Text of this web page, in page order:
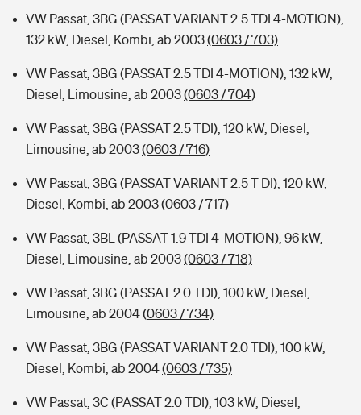
VW Passat, 3BG (PASSAT VARIANT 2.5 TDI 4-MOTION),
132 kW, Diesel, Kombi, ab 2003(0603 / 703)
VW Passat, 3BG (PASSAT 2.5 TDI 4-MOTION), 132 kW,
Diesel, Limousine, ab 2003(0603 / 704)
VW Passat, 3BG (PASSAT 2.5 TDI), 120 kW, Diesel,
Limousine, ab 2003(0603 / 716)
VW Passat, 3BG (PASSAT VARIANT 2.5 T DI), 120 kW,
Diesel, Kombi, ab 2003(0603 / 717)
VW Passat, 3BL (PASSAT 1.9 TDI 4-MOTION), 96 kW,
Diesel, Limousine, ab 2003(0603 / 718)
VW Passat, 3BG (PASSAT 2.0 TDI), 100 kW, Diesel,
Limousine, ab 2004(0603 / 734)
VW Passat, 3BG (PASSAT VARIANT 2.0 TDI), 100 kW,
Diesel, Kombi, ab 2004(0603 / 735)
VW Passat, 3C (PASSAT 2.0 TDI), 103 kW, Diesel,